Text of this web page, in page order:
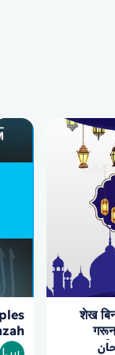
04 शेख